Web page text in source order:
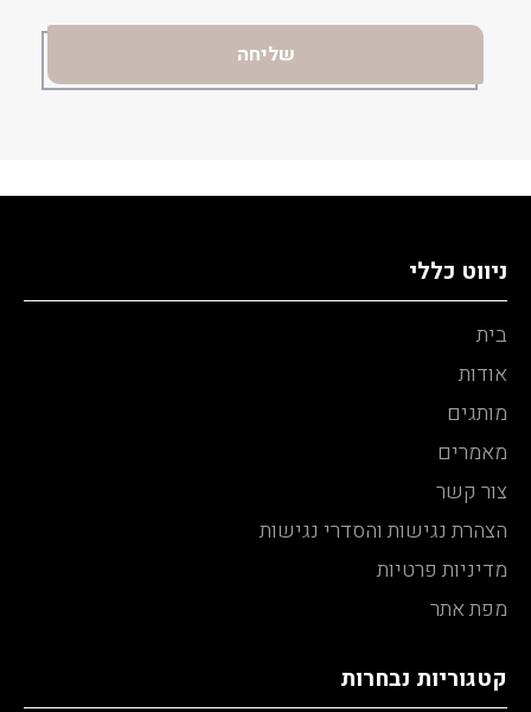
ניווט כללי
בית
אודות
מותגים
מאמרים
צור קשר
הצהרת נגישות והסדרי נגישות
מדיניות פרטיות
מפת אתר
קטגוריות נבחרות